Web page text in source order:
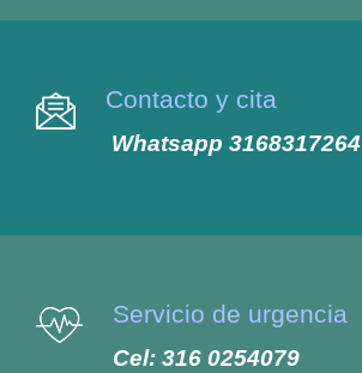
Contacto y cita
Whatsapp 3168317264
Servicio de urgencia
Cel: 316 0254079